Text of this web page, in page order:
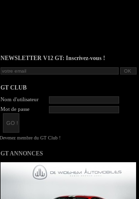
NEWSLETTER V12 GT: Inscrivez-vous !
GT CLUB
Nom d'utilisateur
Mot de passe
GT ANNONCES